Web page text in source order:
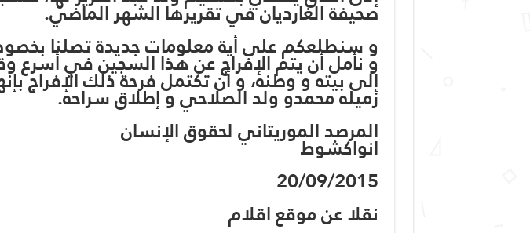
صحيفة الغارديان في تقريرها الشهر الماضي.
و سنطلعكم على أية معلومات جديدة تصلنا
و نأمل أن يتم الإفراج عن هذا السجين في أسرع
إلى بيته و وطنه، و أن تكتمل فرحة ذلك الإفراج
زميله محمدو ولد الصلاحي و إطلاق سراحه.
المرصد الموريتاني لحقوق الإنسان
انواكشوط
20/09/2015
نقلا عن موقع اقلام